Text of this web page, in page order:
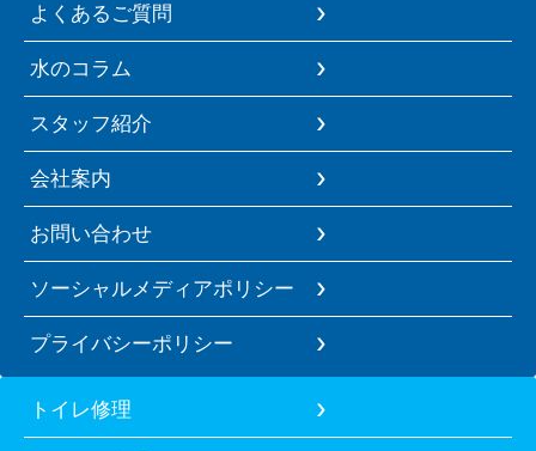
よくあるご質問
水のコラム
スタッフ紹介
会社案内
お問い合わせ
ソーシャルメディアポリシー
プライバシーポリシー
トイレ修理